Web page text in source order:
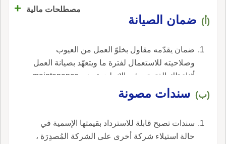
مصطلحات مالية +
(أ) ضمان الصيانة
ضمان يقدّمه مقاول بخلوّ العمل من العيوب
وصلاحيته للاستعمال لفترة ما ويتعهّد بصيانة العمل
أثناء تلك الفترة. ، في الإنجليزية، هي maintenance
(ب) سندات مصونة
سندات تصبح قابلة للاسترداد بقيمتها الإسمية في
حالة استيلاء شركة أخرى على الشركة المُصدِرَة ،